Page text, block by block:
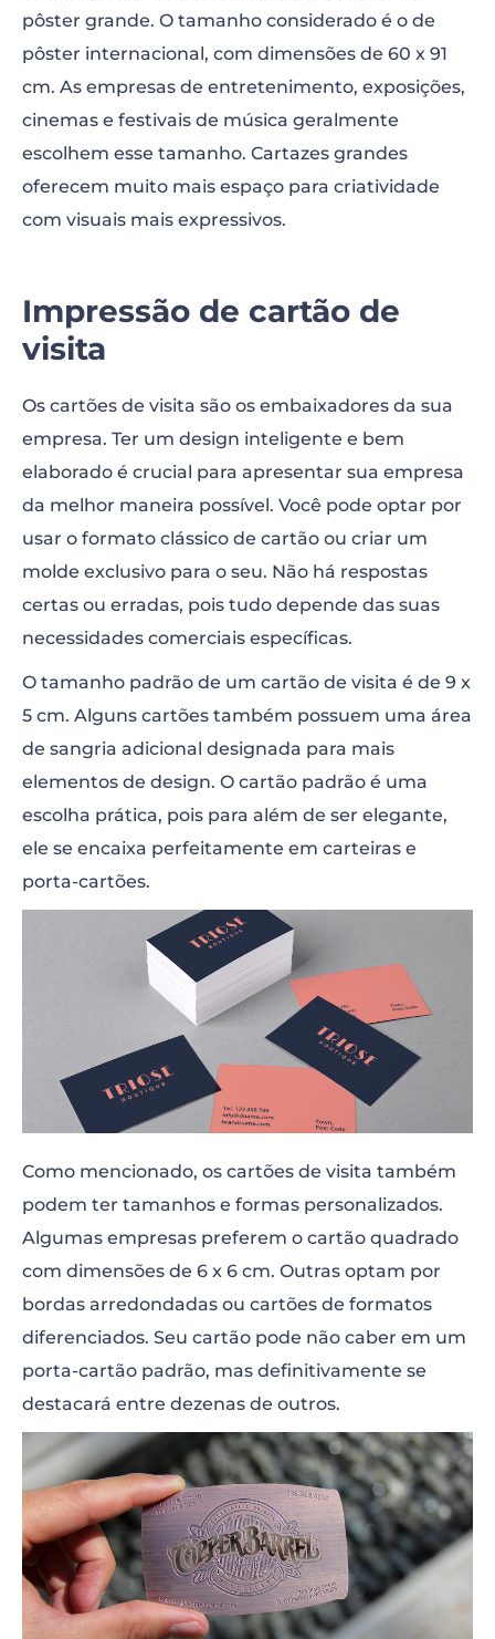
pôster grande. O tamanho considerado é o de
pôster internacional, com dimensões de 60 x 91
cm. As empresas de entretenimento, exposições,
cinemas e festivais de música geralmente
escolhem esse tamanho. Cartazes grandes
oferecem muito mais espaço para criatividade
com visuais mais expressivos.
Impressão de cartão de
visita
Os cartões de visita são os embaixadores da sua
empresa. Ter um design inteligente e bem
elaborado é crucial para apresentar sua empresa
da melhor maneira possível. Você pode optar por
usar o formato clássico de cartão ou criar um
molde exclusivo para o seu. Não há respostas
certas ou erradas, pois tudo depende das suas
necessidades comerciais específicas.
O tamanho padrão de um cartão de visita é de 9 x
5 cm. Alguns cartões também possuem uma área
de sangria adicional designada para mais
elementos de design. O cartão padrão é uma
escolha prática, pois para além de ser elegante,
ele se encaixa perfeitamente em carteiras e
porta-cartões.
Como mencionado, os cartões de visita também
podem ter tamanhos e formas personalizados.
Algumas empresas preferem o cartão quadrado
com dimensões de 6 x 6 cm. Outras optam por
bordas arredondadas ou cartões de formatos
diferenciados. Seu cartão pode não caber em um
porta-cartão padrão, mas definitivamente se
destacará entre dezenas de outros.